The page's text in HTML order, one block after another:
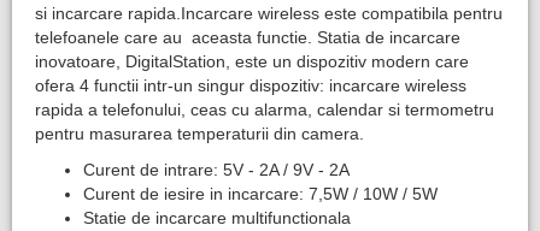
si incarcare rapida.Incarcare wireless este compatibila pentru
telefoanele care au aceasta functie. Statia de incarcare
inovatoare, DigitalStation, este un dispozitiv modern care
ofera 4 functii intr-un singur dispozitiv: incarcare wireless
rapida a telefonului, ceas cu alarma, calendar si termometru
pentru masurarea temperaturii din camera.
Curent de intrare: 5V - 2A / 9V - 2A
Curent de iesire in incarcare: 7,5W / 10W / 5W
Statie de incarcare multifunctionala